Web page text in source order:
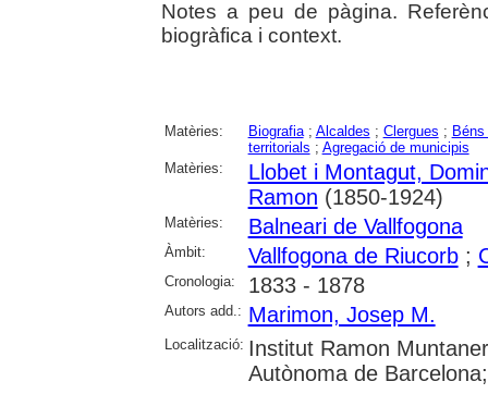
Notes a peu de pàgina.
biogràfica i context.
Matèries: Biografia; Alcaldes ; Clergues ;
territorials ; Agregació de municipis
Matèries:
Llobet i Montagut,
Ramon (1850-1924)
Matèries: Balneari de Vallfogona
Àmbit: Vallfogona de Riucorb;
Cronologia: 1833 - 1878
Autors add.: Marimon, Josep M.
Localització: Institut Ramon
Autònoma de